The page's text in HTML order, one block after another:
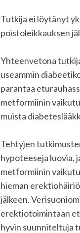
Tutkija ei löytänyt
poistoleikkauksen
Yhteenvetona
useammin
parantaa
metformiinin
muista
Tehtyjen
hypoteeseja luovia,
metformiinin
hieman
jälkeen.
erektiotoimintaan
hyvin suunniteltuja